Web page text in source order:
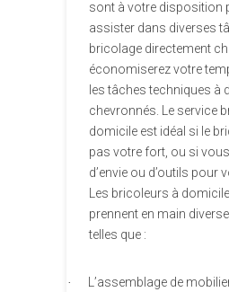
sont à votre disposition
assister dans diverses
bricolage directement
économiserez votre
les tâches techniques à
chevronnés. Le service
domicile est idéal si le
pas votre fort, ou si
d’envie ou d’outils pour
Les bricoleurs à domicile
prennent en main
telles que :
· L’assemblage de